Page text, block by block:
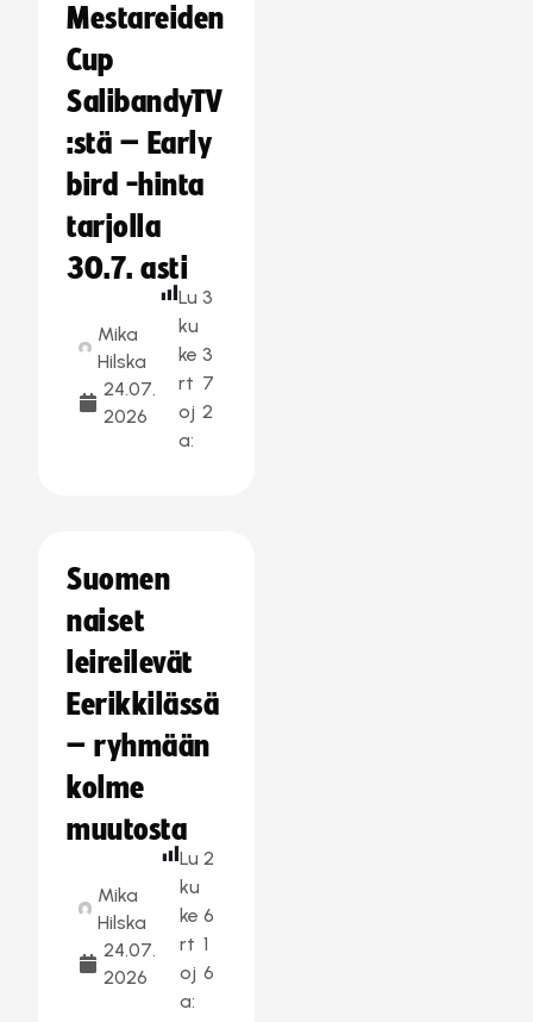
Mestareiden
Cup
SalibandyTV
:stä – Early
bird -hinta
tarjolla
30.7. asti
Mika
Hilska
24.07.
2026
Lu
ku
ke
rt
oj
a:
3
3
7
2
Suomen
naiset
leireilevät
Eerikkilässä
– ryhmään
kolme
muutosta
Mika
Hilska
24.07.
2026
Lu
ku
ke
rt
oj
a:
2
6
1
6